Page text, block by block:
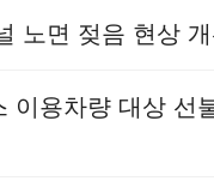
노면 젖음 현상
이용차량 대상 선